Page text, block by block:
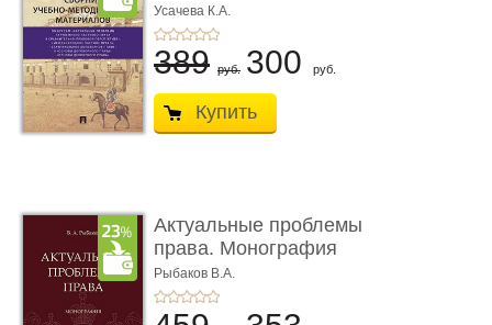
материалов по кур ...
Усачева К.А.
389 руб. 300 руб.
Купить
Актуальные проблемы
права. Монография
Рыбаков В.А.